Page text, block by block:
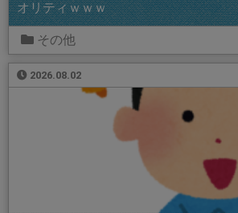
オリティｗｗｗ
その他
2026.08.02